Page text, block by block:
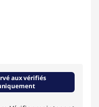
aux vérifiés